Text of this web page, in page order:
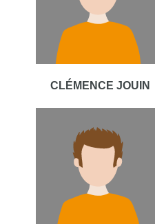
CLÉMENCE JOUIN